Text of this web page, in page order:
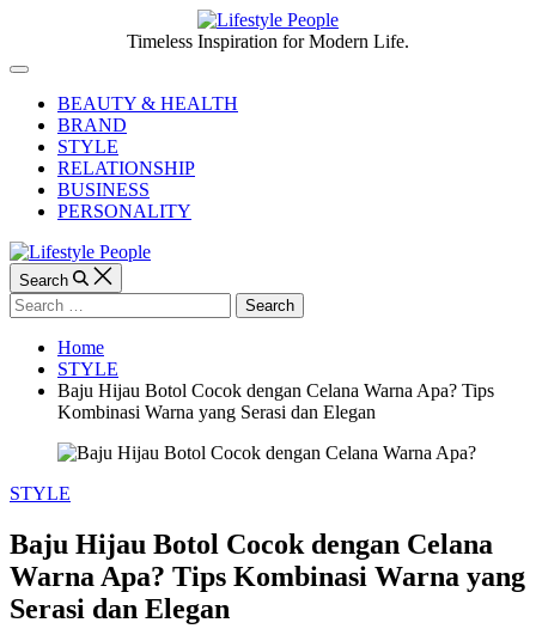
content
People
Timeless Inspiration for Modern Life.
Off
CanvasBEAUTY & HEALTH
BRAND
STYLE
RELATIONSHIP
BUSINESS
PERSONALITY
Search
Search
for:
Home
STYLE
Baju Hijau Botol Cocok dengan Celana Warna Apa? Tips
Kombinasi Warna yang Serasi dan Elegan
Categories
STYLE
Baju Hijau Botol Cocok dengan Celana
Warna Apa? Tips Kombinasi Warna yang
Serasi dan Elegan